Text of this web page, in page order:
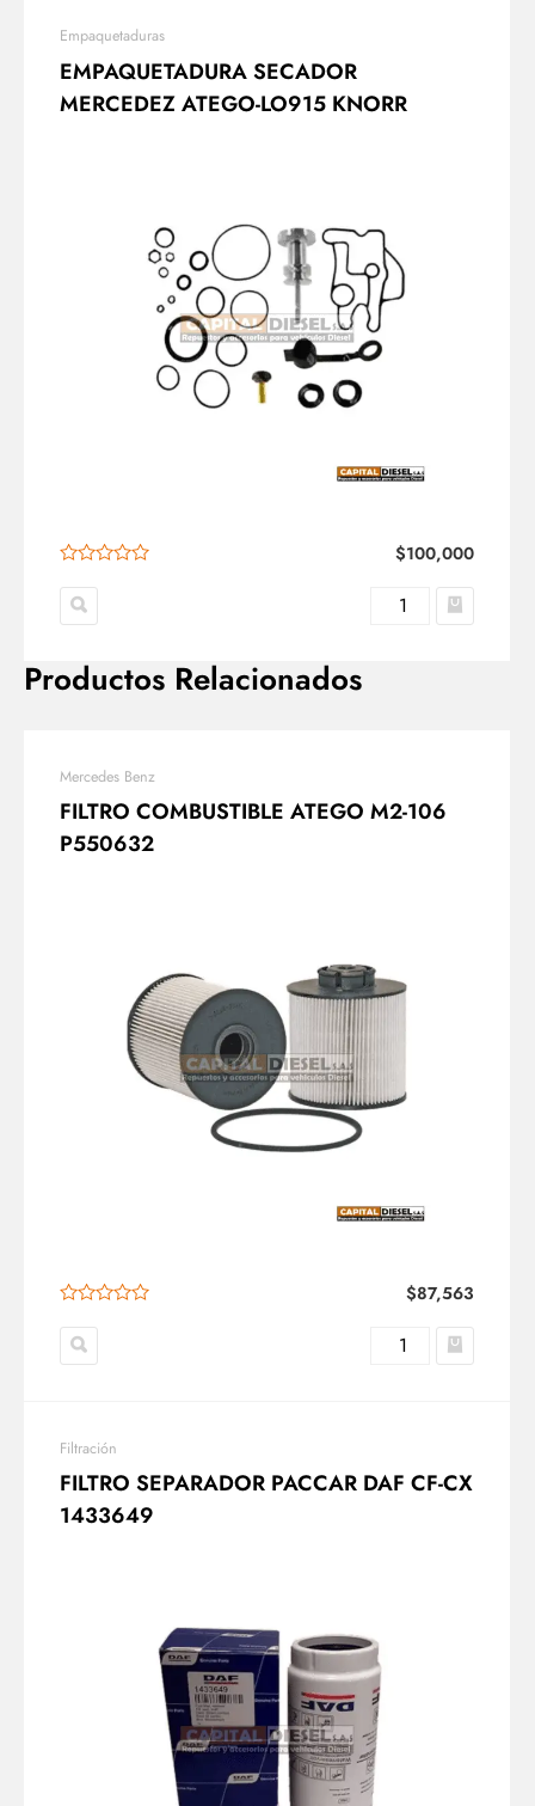
Empaquetaduras
EMPAQUETADURA SECADOR
MERCEDEZ ATEGO-LO915 KNORR
$100,000
Productos Relacionados
Mercedes Benz
FILTRO COMBUSTIBLE ATEGO M2-106
P550632
$87,563
Filtración
FILTRO SEPARADOR PACCAR DAF CF-CX
1433649